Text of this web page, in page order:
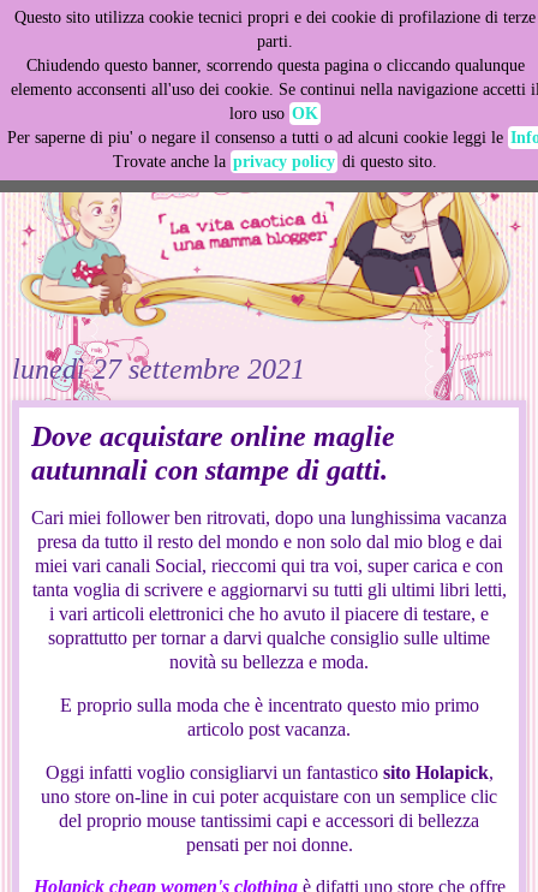
Questo sito utilizza cookie tecnici propri e dei cookie di profilazione di terze
parti.
Chiudendo questo banner, scorrendo questa pagina o cliccando qualunque
elemento acconsenti all'uso dei cookie. Se continui nella navigazione accetti
loro uso OK
Per saperne di piu' o negare il consenso a tutti o ad alcuni cookie leggi le
Trovate anche la privacy policy di questo sito.
lunedì 27 settembre 2021
Dove acquistare online maglie
autunnali con stampe di gatti.
Cari miei follower ben ritrovati, dopo una lunghissima vacanza
presa da tutto il resto del mondo e non solo dal mio blog e dai
miei vari canali Social, rieccomi qui tra voi, super carica e con
tanta voglia di scrivere e aggiornarvi su tutti gli ultimi libri letti,
i vari articoli elettronici che ho avuto il piacere di testare, e
soprattutto per tornar a darvi qualche consiglio sulle ultime
novità su bellezza e moda.
E proprio sulla moda che è incentrato questo mio primo
articolo post vacanza.
Oggi infatti voglio consigliarvi un fantastico sito Holapick,
uno store on-line in cui poter acquistare con un semplice clic
del proprio mouse tantissimi capi e accessori di bellezza
pensati per noi donne.
Holapick cheap women's clothing è difatti uno store che offre
This site uses cookies from Google to deliver its services
and to analyze traffic. Your IP address and user-agent are
shared with Google along with performance and security
metrics to ensure quality of service, generate usage
statistics, and to detect and address abuse.
LEARN MORE GOT IT